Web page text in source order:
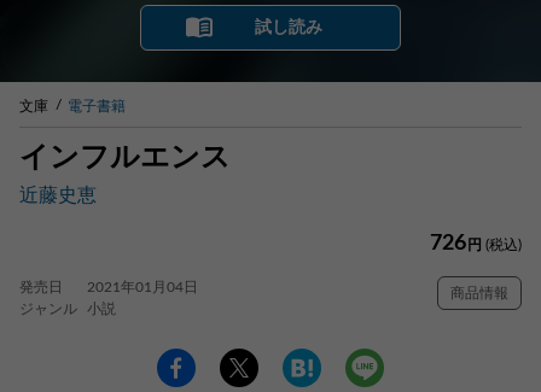
試し読み
文庫 電子書籍
インフルエンス
近藤史恵
726 円 (税込)
発売日
2021年01月04日
ジャンル
小説
商品情報